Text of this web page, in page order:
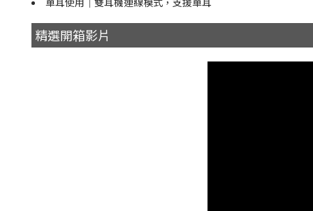
精選開箱影片